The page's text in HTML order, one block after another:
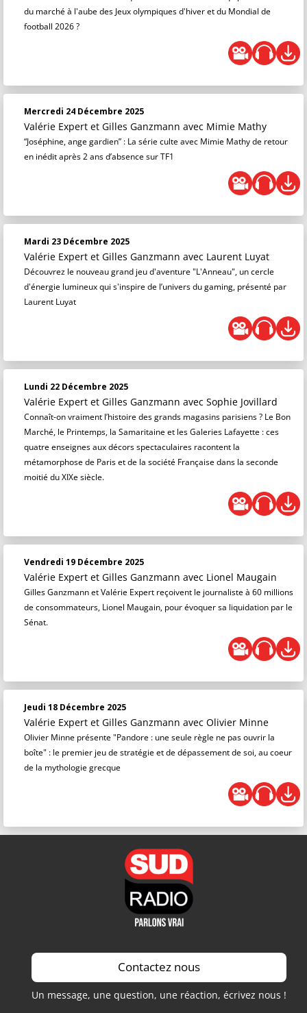
du marché à l'aube des Jeux olympiques d'hiver et du Mondial de
football 2026 ?
Mercredi 24 Décembre 2025
Valérie Expert et Gilles Ganzmann avec Mimie Mathy
“Joséphine, ange gardien” : La série culte avec Mimie Mathy de retour
en inédit après 2 ans d’absence sur TF1
Mardi 23 Décembre 2025
Valérie Expert et Gilles Ganzmann avec Laurent Luyat
Découvrez le nouveau grand jeu d'aventure "L'Anneau", un cercle
d'énergie lumineux qui s'inspire de l’univers du gaming, présenté par
Laurent Luyat
Lundi 22 Décembre 2025
Valérie Expert et Gilles Ganzmann avec Sophie Jovillard
Connaît-on vraiment l’histoire des grands magasins parisiens ? Le Bon
Marché, le Printemps, la Samaritaine et les Galeries Lafayette : ces
quatre enseignes aux décors spectaculaires racontent la
métamorphose de Paris et de la société Française dans la seconde
moitié du XIXe siècle.
Vendredi 19 Décembre 2025
Valérie Expert et Gilles Ganzmann avec Lionel Maugain
Gilles Ganzmann et Valérie Expert reçoivent le journaliste à 60 millions
de consommateurs, Lionel Maugain, pour évoquer sa liquidation par le
Sénat.
Jeudi 18 Décembre 2025
Valérie Expert et Gilles Ganzmann avec Olivier Minne
Olivier Minne présente "Pandore : une seule règle ne pas ouvrir la
boîte" : le premier jeu de stratégie et de dépassement de soi, au coeur
de la mythologie grecque
Contactez nous
Un message, une question, une réaction, écrivez nous !